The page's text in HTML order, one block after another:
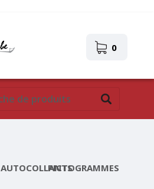
0
AUTOCOLLANTSPICTOGRAMMES